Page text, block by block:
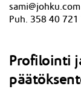
sami@johku.com
Puh. 358 40
Profilointi